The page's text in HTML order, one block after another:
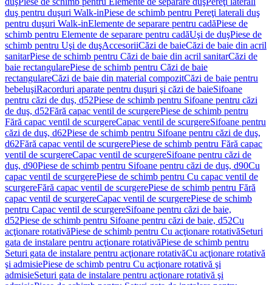
duş pentru duşuri Walk-inPiese de schimb pentru Pereţi laterali duş
pentru duşuri Walk-inElemente de separare pentru cadăPiese de
schimb pentru Elemente de separare pentru cadăUşi de duşPiese de
schimb pentru Uşi de duşAccesoriiCăzi de baieCăzi de baie din acril
sanitarPiese de schimb pentru Căzi de baie din acril sanitarCăzi de
baie rectangularePiese de schimb pentru Căzi de baie
rectangulareCăzi de baie din material compozitCăzi de baie pentru
bebeluşiRacorduri aparate pentru duşuri şi căzi de baieSifoane
pentru căzi de duş, d52Piese de schimb pentru Sifoane pentru căzi
de duş, d52Fără capac ventil de scurgerePiese de schimb pentru
Fără capac ventil de scurgereCapac ventil de scurgereSifoane pentru
căzi de duş, d62Piese de schimb pentru Sifoane pentru căzi de duş,
d62Fără capac ventil de scurgerePiese de schimb pentru Fără capac
ventil de scurgereCapac ventil de scurgereSifoane pentru căzi de
duş, d90Piese de schimb pentru Sifoane pentru căzi de duş, d90Cu
capac ventil de scurgerePiese de schimb pentru Cu capac ventil de
scurgereFără capac ventil de scurgerePiese de schimb pentru Fără
capac ventil de scurgereCapac ventil de scurgerePiese de schimb
pentru Capac ventil de scurgereSifoane pentru căzi de baie,
d52Piese de schimb pentru Sifoane pentru căzi de baie, d52Cu
acţionare rotativăPiese de schimb pentru Cu acţionare rotativăSeturi
gata de instalare pentru acţionare rotativăPiese de schimb pentru
Seturi gata de instalare pentru acţionare rotativăCu acţionare rotativă
şi admisiePiese de schimb pentru Cu acţionare rotativă şi
admisieSeturi gata de instalare pentru acţionare rotativă şi